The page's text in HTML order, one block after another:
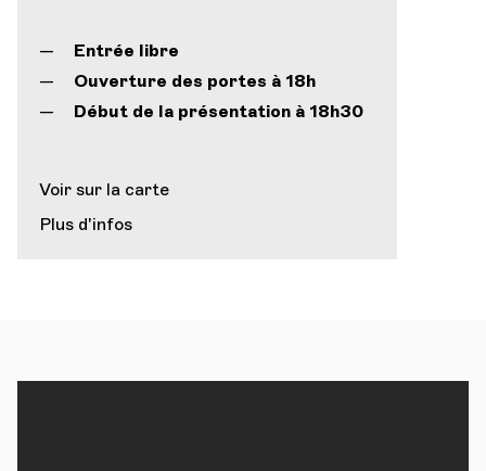
Entrée libre
Ouverture des portes à 18h
Début de la présentation à 18h30
Voir sur la carte
Plus d'infos